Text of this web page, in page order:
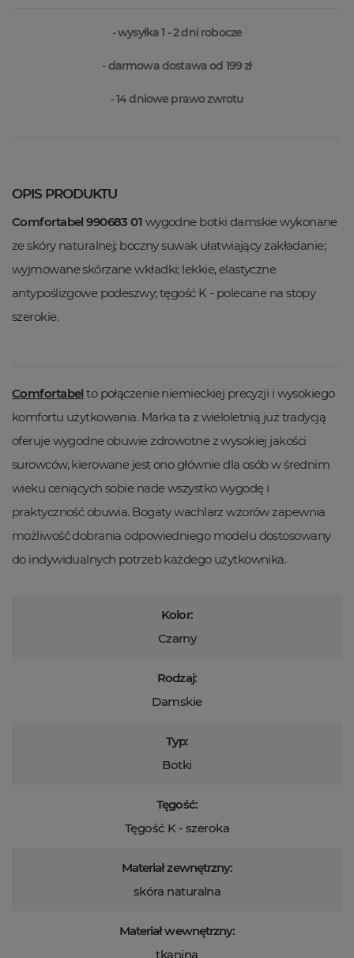
- wysyłka 1 - 2 dni robocze
- darmowa dostawa od 199 zł
- 14 dniowe prawo zwrotu
OPIS PRODUKTU
Comfortabel 990683 01 wygodne botki damskie wykonane
ze skóry naturalnej; boczny suwak ułatwiający zakładanie;
wyjmowane skórzane wkładki; lekkie, elastyczne
antypoślizgowe podeszwy; tęgość K - polecane na stopy
szerokie.
Comfortabel to połączenie niemieckiej precyzji i wysokiego
komfortu użytkowania. Marka ta z wieloletnią już tradycją
oferuje wygodne obuwie zdrowotne z wysokiej jakości
surowców, kierowane jest ono głównie dla osób w średnim
wieku ceniących sobie nade wszystko wygodę i
praktyczność obuwia. Bogaty wachlarz wzorów zapewnia
możliwość dobrania odpowiedniego modelu dostosowany
do indywidualnych potrzeb każdego użytkownika.
Kolor:
Czarny
Rodzaj:
Damskie
Typ:
Botki
Tęgość:
Tęgość K - szeroka
Materiał zewnętrzny:
skóra naturalna
Materiał wewnętrzny:
tkanina